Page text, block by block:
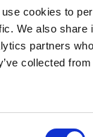
use cookies to
We also share
partners
collected